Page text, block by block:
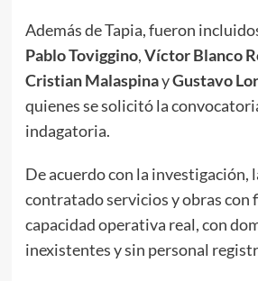
Además de Tapia, fueron
Pablo Toviggino,Víctor Blanco
Cristian MalaspinayGustavo
quienes se solicitó la
indagatoria.
De acuerdo con la investigación,
contratado servicios y obras con
capacidad operativa real, con
inexistentes y sin personal